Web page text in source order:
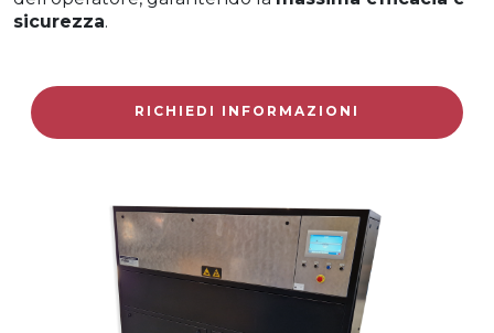
sicurezza.
RICHIEDI INFORMAZIONI